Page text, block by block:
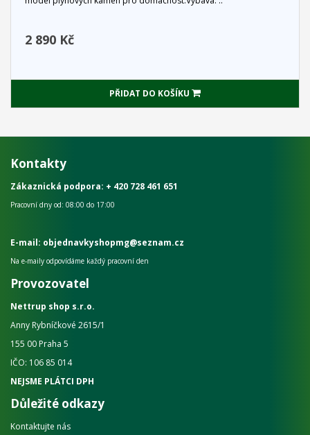
2 890 Kč
PŘIDAT DO KOŠÍKU
Kontakty
Zákaznická podpora: + 420 728 461 651
Pracovní dny od: 08:00 do 17:00
E-mail: objednavkyshopmg@seznam.cz
Na e-maily odpovídáme každý pracovní den
Provozovatel
Nettrup shop s.r.o.
Anny Rybníčkové 2615/1
155 00 Praha 5
IČO: 106 85 014
NEJSME PLÁTCI DPH
Důležité odkazy
Kontaktujte nás